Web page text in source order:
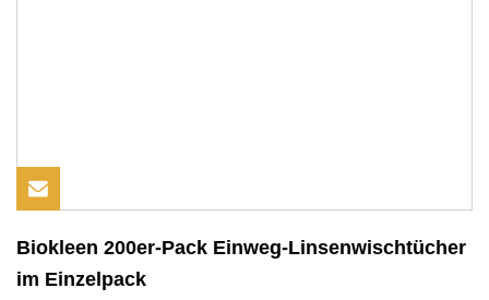
Biokleen 200er-Pack Einweg-Linsenwischtücher
im Einzelpack